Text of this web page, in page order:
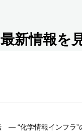
新情報を
― “化学情報インフラ